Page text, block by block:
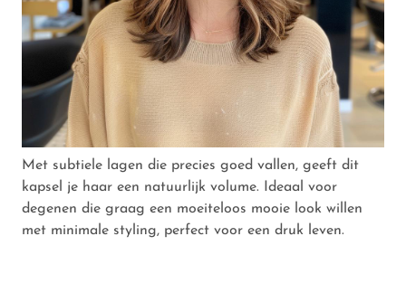
Met subtiele lagen die precies goed vallen, geeft dit
kapsel je haar een natuurlijk volume. Ideaal voor
degenen die graag een moeiteloos mooie look willen
met minimale styling, perfect voor een druk leven.